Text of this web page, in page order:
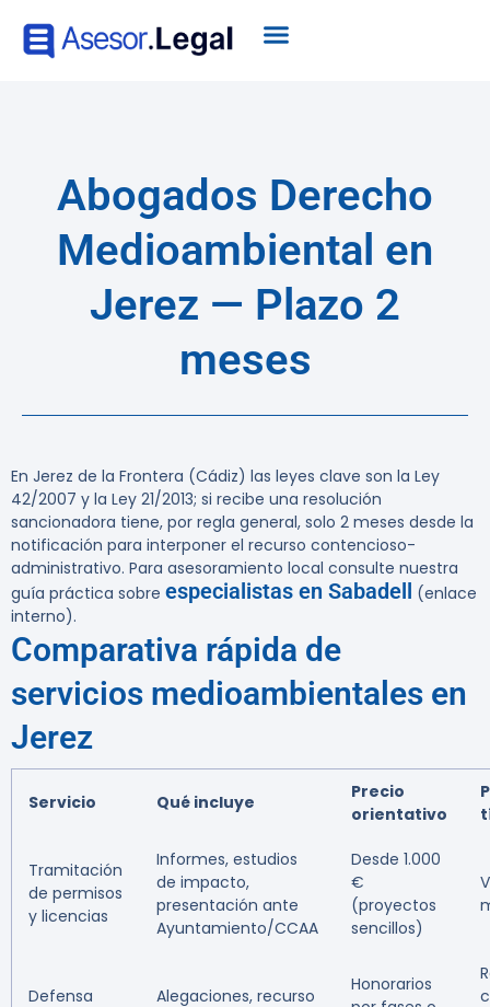
Abogados Derecho
Medioambiental en
Jerez — Plazo 2
meses
En Jerez de la Frontera (Cádiz) las leyes clave son la Ley
42/2007 y la Ley 21/2013; si recibe una resolución
sancionadora tiene, por regla general, solo 2 meses desde la
notificación para interponer el recurso contencioso-
administrativo. Para asesoramiento local consulte nuestra
guía práctica sobre especialistas en Sabadell (enlace
interno).
Comparativa rápida de
servicios medioambientales en
Jerez
Servicio Qué incluye
Precio
orientativo
Tramitación
de permisos
y licencias
Informes, estudios
de impacto,
presentación ante
Ayuntamiento/CCAA
Desde 1.000
€
(proyectos
sencillos)
Defensa
Alegaciones, recurso
Honorarios